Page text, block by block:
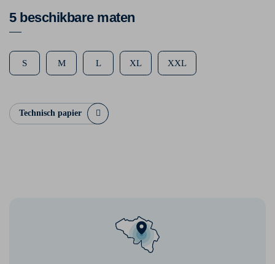
5 beschikbare maten
S M L XL XXL
Technisch papier